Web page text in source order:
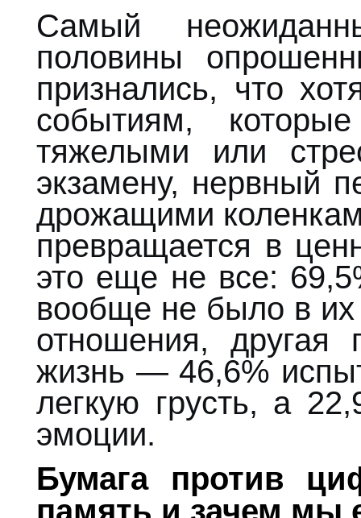
Самый
половины
признались, что
событиям,
тяжелыми или
экзамену, нервный
дрожащими
превращается в
это еще не все:
вообще не было в
отношения, другая
жизнь — 46,6%
легкую грусть, а
эмоции.
Бумага против
память и зачем мы